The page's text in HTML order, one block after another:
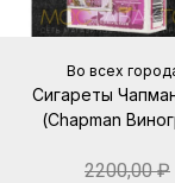
Во всех
Сигареты
(Chapman
2200,00₽